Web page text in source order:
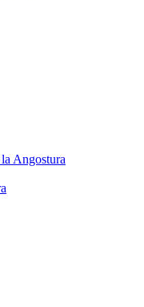
Angostura